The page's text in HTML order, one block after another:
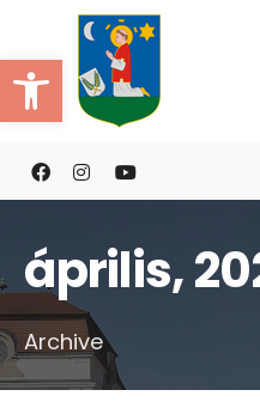
Eszköztár megnyitása
to
content
április,
Archive
Search